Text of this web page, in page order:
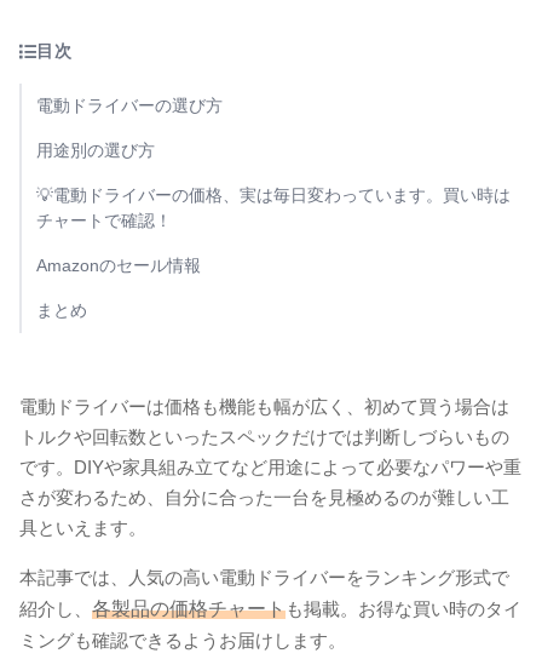
目次
電動ドライバーの選び方
用途別の選び方
💡電動ドライバーの価格、実は毎日変わっています。買い時は
チャートで確認！
Amazonのセール情報
まとめ
電動ドライバーは価格も機能も幅が広く、初めて買う場合は
トルクや回転数といったスペックだけでは判断しづらいもの
です。DIYや家具組み立てなど用途によって必要なパワーや重
さが変わるため、自分に合った一台を見極めるのが難しい工
具といえます。
本記事では、人気の高い電動ドライバーをランキング形式で
紹介し、 各製品の価格チャートも掲載。お得な買い時のタイ
ミングも確認できるようお届けします。